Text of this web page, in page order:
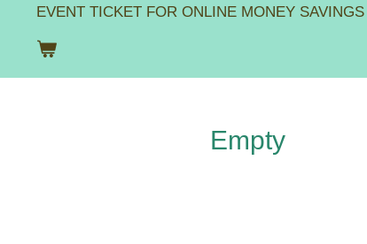
EVENT TICKET FOR ONLINE MONEY
Empty